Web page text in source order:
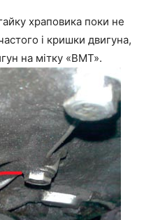
храповика поки не
і кришки двигуна,
на мітку «ВМТ».